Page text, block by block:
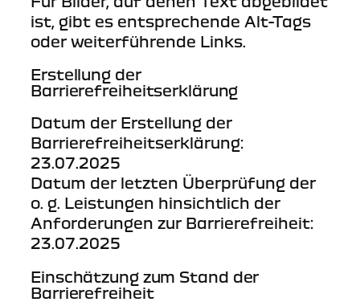
ist, gibt es entsprechende Alt-Tags
oder weiterführende Links.
Erstellung der
Barrierefreiheitserklärung
Datum der Erstellung der
Barrierefreiheitserklärung:
23.07.2025
Datum der letzten Überprüfung der
o. g. Leistungen hinsichtlich der
Anforderungen zur Barrierefreiheit:
23.07.2025
Einschätzung zum Stand der
Barrierefreiheit